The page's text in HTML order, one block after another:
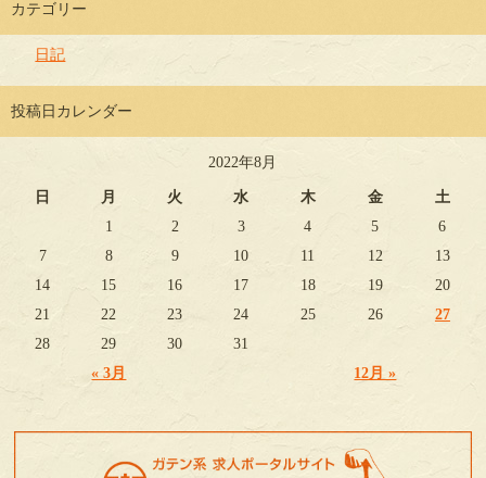
カテゴリー
日記
投稿日カレンダー
2022年8月
日 月 火 水 木 金 土
« 3月 12月 »
1 2 3 4 5
6
7
8 9 10 11 12
13
14
15 16 17 18 19
20
21
22 23 24 25 26
27
28
29 30 31